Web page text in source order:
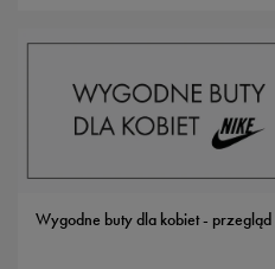
Wygodne buty dla kobiet -